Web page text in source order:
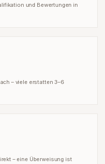
und Bewertungen in
– viele erstatten 3–6
– eine Überweisung ist